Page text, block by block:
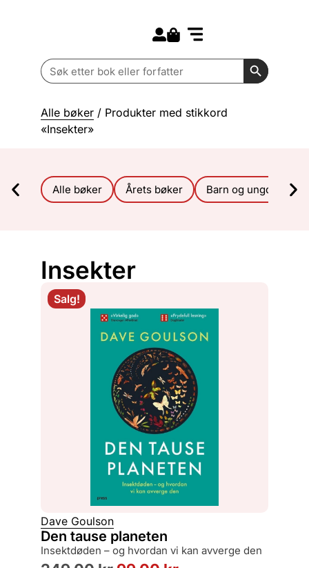
Search
for:
Search
Alle bøker / Produkter med stikkord
«Insekter»
Alle bøker Årets bøker Barn og ungdom
Insekter
Salg!
Dave Goulson
Den tause planeten
insektdøden – og hvordan vi kan avverge den